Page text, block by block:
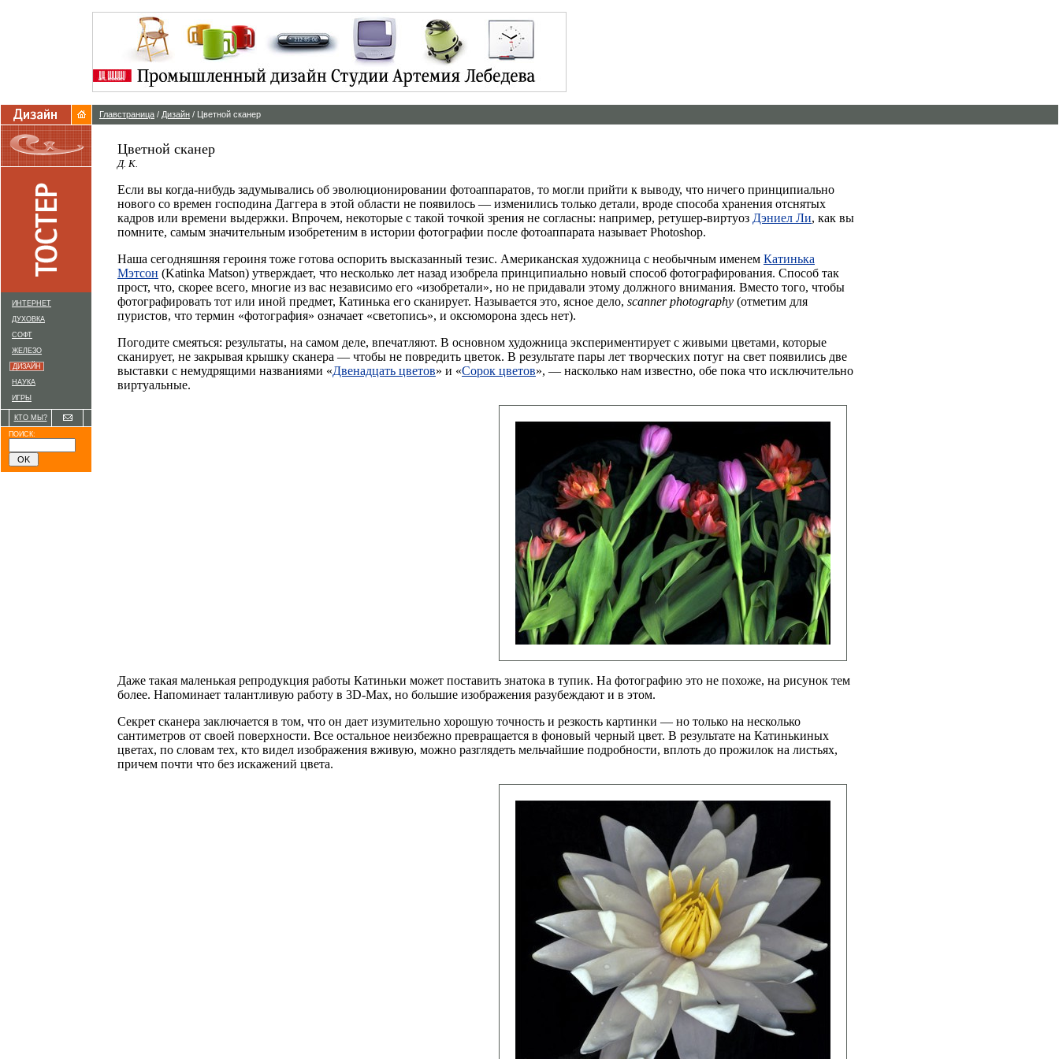
Главстраница / Дизайн / Цветной сканер
ИНТЕРНЕТ
ДУХОВКА
СОФТ
ЖЕЛЕЗО
ДИЗАЙН
НАУКА
ИГРЫ
КТО МЫ?
ПОИСК:
Цветной сканер
Д. К.
Если вы когда-нибудь задумывались об эволюционировании фотоаппаратов, то могли прийти к выводу, что ничего принципиально
нового со времен господина Даггера в этой области не появилось — изменились только детали, вроде способа хранения отснятых
кадров или времени выдержки. Впрочем, некоторые с такой точкой зрения не согласны: например, ретушер-виртуоз Дэниел Ли, как вы
помните, самым значительным изобретеним в истории фотографии после фотоаппарата называет Photoshop.
Наша сегодняшняя героиня тоже готова оспорить высказанный тезис. Американская художница с необычным именем Катинька
Мэтсон (Katinka Matson) утверждает, что несколько лет назад изобрела принципиально новый способ фотографирования. Способ так
прост, что, скорее всего, многие из вас независимо его «изобретали», но не придавали этому должного внимания. Вместо того, чтобы
фотографировать тот или иной предмет, Катинька его сканирует. Называется это, ясное дело, scanner photography (отметим для
пуристов, что термин «фотография» означает «светопись», и оксюморона здесь нет).
Погодите смеяться: результаты, на самом деле, впечатляют. В основном художница экспериментирует с живыми цветами, которые
сканирует, не закрывая крышку сканера — чтобы не повредить цветок. В результате пары лет творческих потуг на свет появились две
выставки с немудрящими названиями «Двенадцать цветов» и «Сорок цветов», — насколько нам известно, обе пока что исключительно
виртуальные.
Даже такая маленькая репродукция работы Катиньки может поставить знатока в тупик. На фотографию это не похоже, на рисунок тем
более. Напоминает талантливую работу в 3D-Max, но большие изображения разубеждают и в этом.
Секрет сканера заключается в том, что он дает изумительно хорошую точность и резкость картинки — но только на несколько
сантиметров от своей поверхности. Все остальное неизбежно превращается в фоновый черный цвет. В результате на Катинькиных
цветах, по словам тех, кто видел изображения вживую, можно разглядеть мельчайшие подробности, вплоть до прожилок на листьях,
причем почти что без искажений цвета.